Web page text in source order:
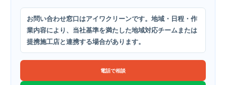
お問い合わせ窓口はアイワクリーンです。地域・日程・作
業内容により、当社基準を満たした地域対応チームまたは
提携施工店と連携する場合があります。
電話で相談